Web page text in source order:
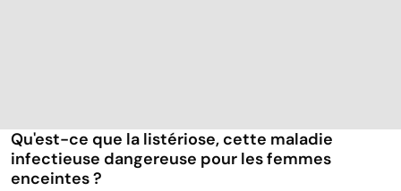
Qu'est-ce que la listériose, cette maladie
infectieuse dangereuse pour les femmes
enceintes ?